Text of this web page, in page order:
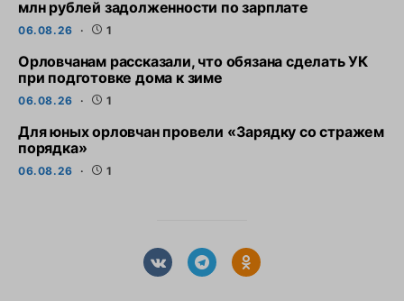
млн рублей задолженности по зарплате
06.08.26 1
Орловчанам рассказали, что обязана сделать УК
при подготовке дома к зиме
06.08.26 1
Для юных орловчан провели «Зарядку со стражем
порядка»
06.08.26 1